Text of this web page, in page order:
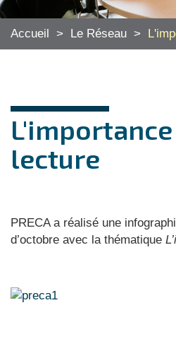
Accueil > Le Réseau >
lecture
PRECA a réalisé une
d’octobre avec la thématique